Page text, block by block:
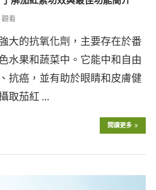
看
大的抗氧化劑，主要存在於番
水果和蔬菜中。它能中和自由
抗癌，並有助於眼睛和皮膚健
取茄紅 …
閱讀更多